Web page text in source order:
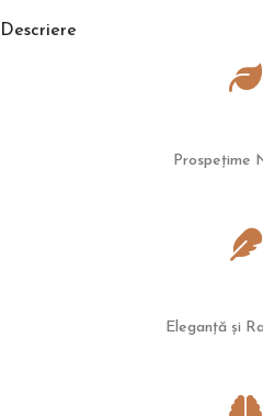
Descriere
Prospețime
Eleganță și